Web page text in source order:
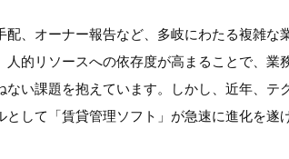
、オーナー報告など、多岐にわたる複雑な
的リソースへの依存度が高まることで、業
い課題を抱えています。しかし、近年、テ
して「賃貸管理ソフト」が急速に進化を遂